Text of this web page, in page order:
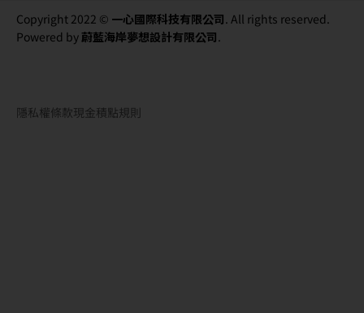
Copyright 2022 © 一心國際科技有限公司. All rights reserved.
Powered by 蔚藍海岸夢想設計有限公司.
隱私權條款現金積點規則